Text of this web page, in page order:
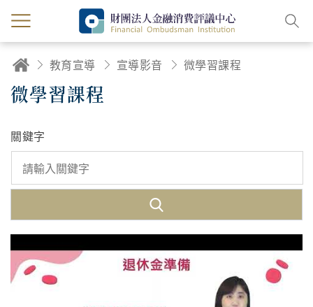
教育宣導 宣導影音 微學習課程
微學習課程
關鍵字